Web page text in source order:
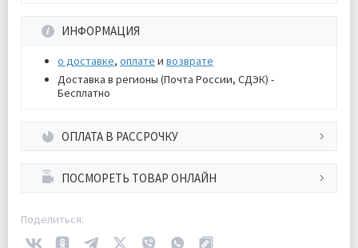
ИНФОРМАЦИЯ
о доставке, оплате и возврате
Доставка в регионы (Почта России, СДЭК) -
Бесплатно
ОПЛАТА В РАССРОЧКУ
ПОСМОРЕТЬ ТОВАР ОНЛАЙН
Поделиться: